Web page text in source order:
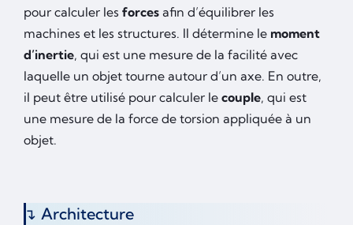
pour calculer les forces afin d’équilibrer les
machines et les structures. Il détermine le moment
d’inertie, qui est une mesure de la facilité avec
laquelle un objet tourne autour d’un axe. En outre,
il peut être utilisé pour calculer le couple, qui est
une mesure de la force de torsion appliquée à un
objet.
Architecture